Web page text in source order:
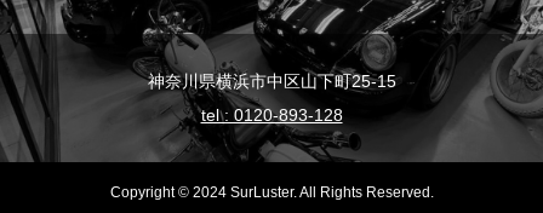
神奈川県横浜市中区山下町25-15
tel : 0120-893-128
Copyright © 2024 SurLuster. All Rights Reserved.